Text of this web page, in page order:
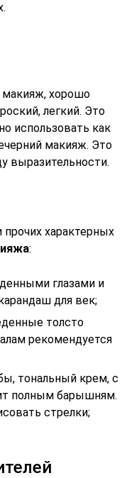
макияж, хорошо
легкий. Это
использовать как
макияж. Это
выразительности.
характерных
:
глазами и
для век;
толсто
рекомендуется
тональный крем, с
полным барышням.
стрелки;